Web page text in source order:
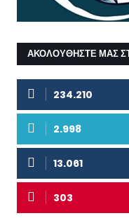
ΑΚΟΛΟΥΘΗΣΤΕ ΜΑΣ
234.210
2.998
13.061
303